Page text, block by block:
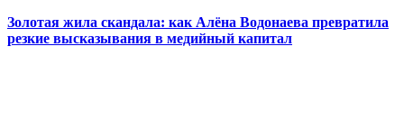
Золотая жила скандала: как Алёна Водонаева превратила
резкие высказывания в медийный капитал